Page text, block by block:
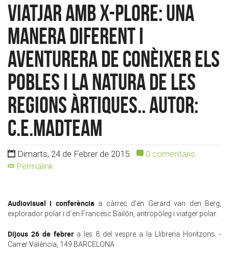
Viatjar amb X-Plore: una
manera diferent i
aventurera de conèixer els
pobles i la natura de les
regions àrtiques.. Autor:
c.e.madteam
Dimarts, 24 de Febrer de 2015
0 comentaris
Permalink
Audiovisual i conferència a càrrec d'en Gerard van den Berg,
explorador polar i d´en Francesc Bailón, antropòleg i viatger polar.
Dijous 26 de febrer a les 8 del vespre a la Llibreria Horitzons. -
Carrer València, 149 BARCELONA